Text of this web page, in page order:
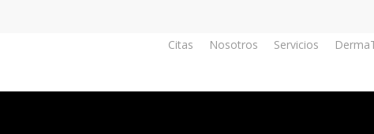
Citas Nosotros Servicios